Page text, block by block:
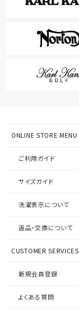
ONLINE STORE MENU
ご利用ガイド
サイズガイド
洗濯表示について
返品・交換について
CUSTOMER SERVICES
新規会員登録
よくある質問